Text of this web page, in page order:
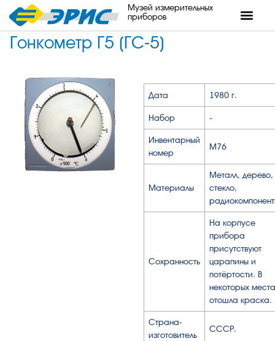
Музей измерительных
приборов
Гонкометр Г5 (ГС-5)
Дата 1980 г.
Набор -
Инвентарный
номер
М76
Материалы
Металл, дерево,
стекло,
Сохранность
На корпусе
прибора
присутствуют
царапины и
потёртости. В
некоторых
отошла краска.
Страна-
изготовитель
СССР.